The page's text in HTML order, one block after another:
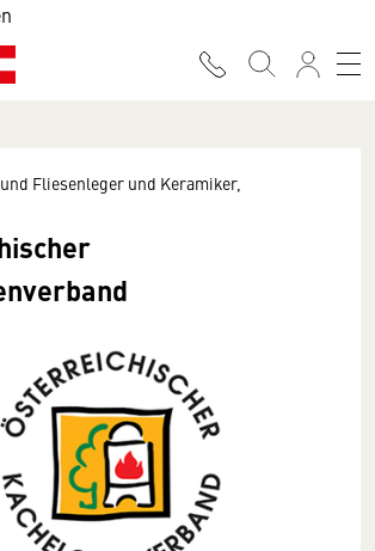
Fliesenleger und Keramiker,